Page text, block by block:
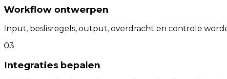
Workflow ontwerpen
Input, beslisregels, output, overdracht en controle
03
Integraties bepalen